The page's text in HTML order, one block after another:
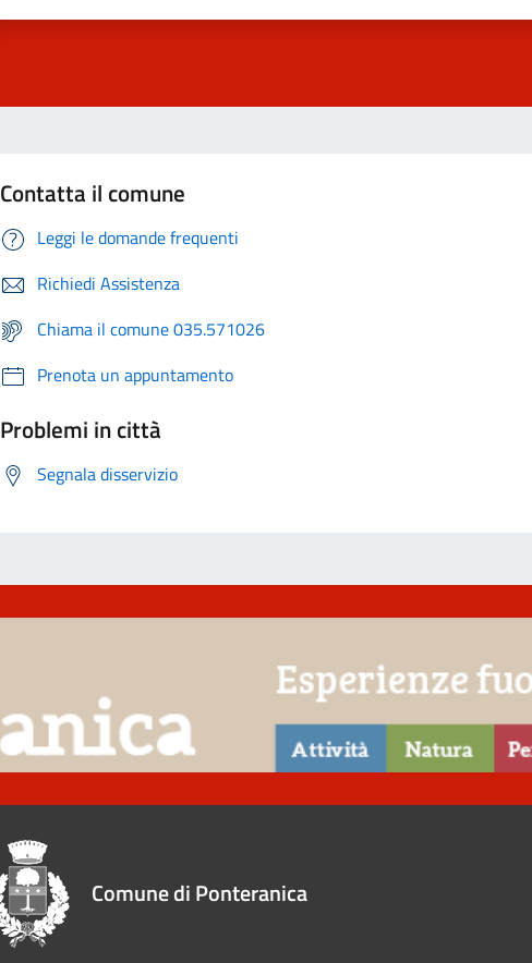
Contatta il comune
Leggi le domande frequenti
Richiedi Assistenza
Chiama il comune 035.571026
Prenota un appuntamento
Problemi in città
Segnala disservizio
Comune di Ponteranica